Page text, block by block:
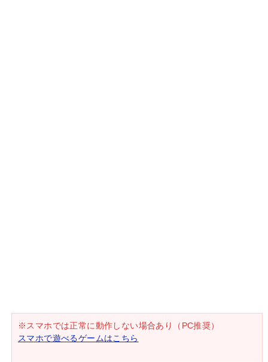
※スマホでは正常に動作しない場合あり（PC推奨）
スマホで遊べるゲームはこちら